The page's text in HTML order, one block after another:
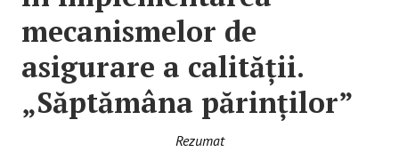
mecanismelor de
asigurare a calităţii.
„Săptămâna părinţilor”
Rezumat